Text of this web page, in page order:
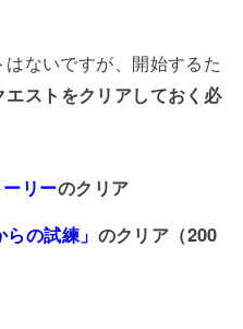
はないですが、開始するた
ストをクリアしておく必
リーのクリア
の試練」 のクリア（200